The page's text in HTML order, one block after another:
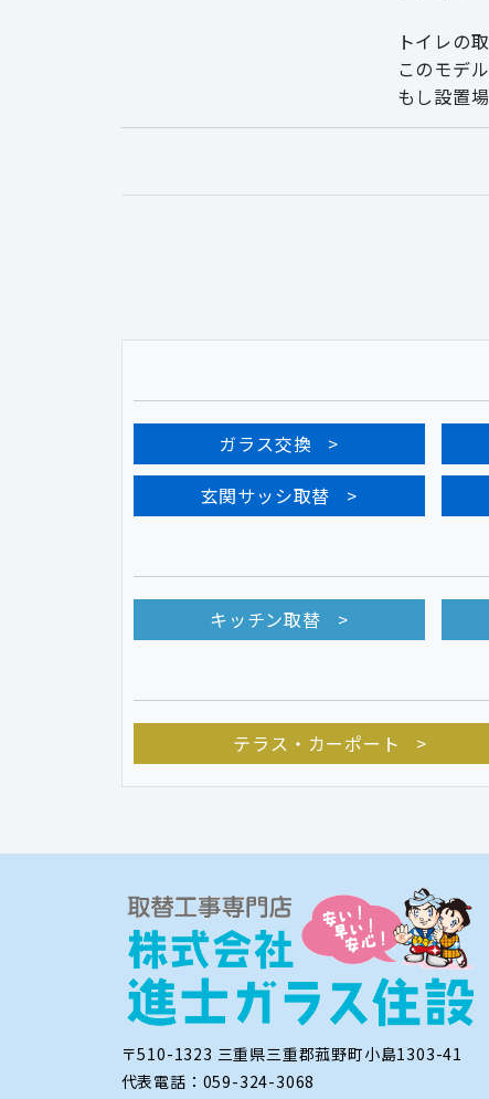
トイレの
このモデ
もし設置
ガラス交換
玄関サッシ取替
キッチン取替
テラス・カーポート
〒510-1323 三重県三重郡菰野町小島1303-41
代表電話：059-324-3068